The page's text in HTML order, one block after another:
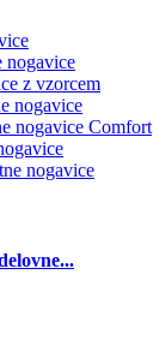
nogavice
z vzorcem
nogavice
nogavice Comfort
nogavice